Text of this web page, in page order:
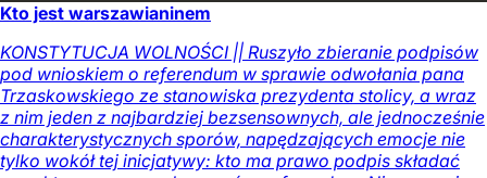
Kto jest warszawianinem
KONSTYTUCJA WOLNOŚCI || Ruszyło zbieranie podpisów
pod wnioskiem o referendum w sprawie odwołania pana
Trzaskowskiego ze stanowiska prezydenta stolicy, a wraz
z nim jeden z najbardziej bezsensownych, ale jednocześnie
charakterystycznych sporów, napędzających emocje nie
tylko wokół tej inicjatywy: kto ma prawo podpis składać